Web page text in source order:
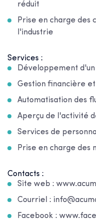
réduit
Prise en charge des
l'industrie
Services :
Développement d'un
Gestion financière
Automatisation des
Aperçu de l'activité
Services de
Prise en charge des
Contacts :
Site web :
Courriel :
Facebook :